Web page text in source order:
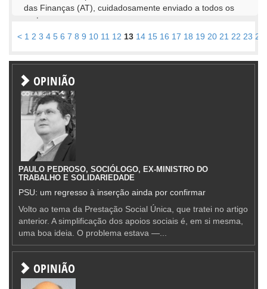
das Finanças (AT), cuidadosamente enviado a todos os
portugueses,...
< 1 2 3 4 5 6 7 8 9 10 11 12 13 14 15 16 17 18 19 20 21 22 23 24
OPINIÃO
PAULO PEDROSO, SOCIÓLOGO, EX-MINISTRO DO
TRABALHO E SOLIDARIEDADE
PSU: um regresso à inserção ainda por confirmar
Volto ao tema da Prestação Social Única, que tratei no artigo
anterior. A simplificação dos apoios sociais é, em si mesma,
uma boa ideia. O problema estava —...
OPINIÃO